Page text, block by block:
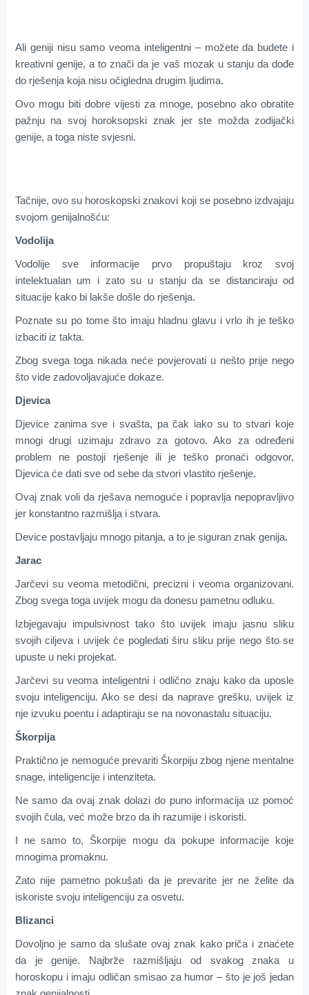
Ali geniji nisu samo veoma inteligentni – možete da budete i
kreativni genije, a to znači da je vaš mozak u stanju da dođe
do rješenja koja nisu očigledna drugim ljudima.
Ovo mogu biti dobre vijesti za mnoge, posebno ako obratite
pažnju na svoj horoksopski znak jer ste možda zodijački
genije, a toga niste svjesni.
Tačnije, ovo su horoskopski znakovi koji se posebno izdvajaju
svojom genijalnošću:
Vodolija
Vodolije sve informacije prvo propuštaju kroz svoj
intelektualan um i zato su u stanju da se distanciraju od
situacije kako bi lakše došle do rješenja.
Poznate su po tome što imaju hladnu glavu i vrlo ih je teško
izbaciti iz takta.
Zbog svega toga nikada neće povjerovati u nešto prije nego
što vide zadovoljavajuće dokaze.
Djevica
Djevice zanima sve i svašta, pa čak iako su to stvari koje
mnogi drugi uzimaju zdravo za gotovo. Ako za određeni
problem ne postoji rješenje ili je teško pronaći odgovor,
Djevica će dati sve od sebe da stvori vlastito rješenje.
Ovaj znak voli da rješava nemoguće i popravlja nepopravljivo
jer konstantno razmišlja i stvara.
Device postavljaju mnogo pitanja, a to je siguran znak genija.
Jarac
Jarčevi su veoma metodični, precizni i veoma organizovani.
Zbog svega toga uvijek mogu da donesu pametnu odluku.
Izbjegavaju impulsivnost tako što uvijek imaju jasnu sliku
svojih ciljeva i uvijek će pogledati širu sliku prije nego što se
upuste u neki projekat.
Jarčevi su veoma inteligentni i odlično znaju kako da uposle
svoju inteligenciju. Ako se desi da naprave grešku, uvijek iz
nje izvuku poentu i adaptiraju se na novonastalu situaciju.
Škorpija
Praktično je nemoguće prevariti Škorpiju zbog njene mentalne
snage, inteligencije i intenziteta.
Ne samo da ovaj znak dolazi do puno informacija uz pomoć
svojih čula, već može brzo da ih razumije i iskoristi.
I ne samo to, Škorpije mogu da pokupe informacije koje
mnogima promaknu.
Zato nije pametno pokušati da je prevarite jer ne želite da
iskoriste svoju inteligenciju za osvetu.
Blizanci
Dovoljno je samo da slušate ovaj znak kako priča i znaćete
da je genije. Najbrže razmišljaju od svakog znaka u
horoskopu i imaju odličan smisao za humor – što je još jedan